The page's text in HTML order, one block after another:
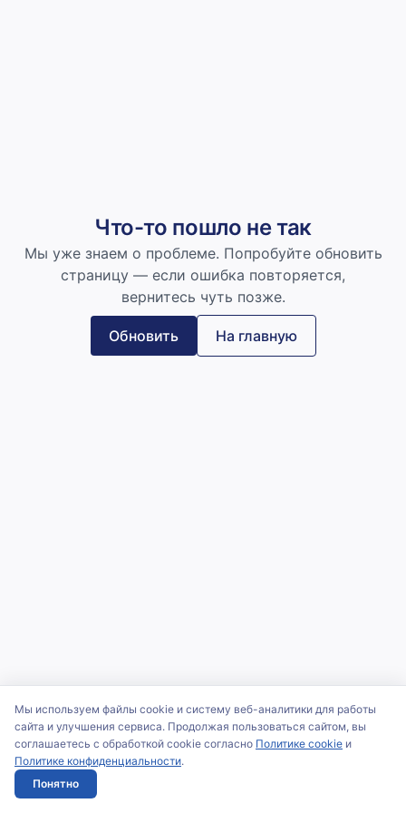
Что-то пошло не так
Мы уже знаем о проблеме. Попробуйте обновить
страницу — если ошибка повторяется,
вернитесь чуть позже.
Обновить На главную
Мы используем файлы cookie и систему веб-аналитики для работы
сайта и улучшения сервиса. Продолжая пользоваться сайтом, вы
соглашаетесь с обработкой cookie согласно Политике cookie и
Политике конфиденциальности.
Понятно